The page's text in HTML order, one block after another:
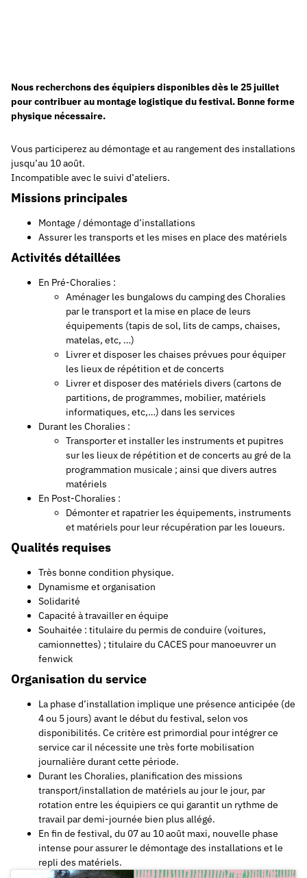
Nous recherchons des équipiers disponibles dès le 25 juillet
pour contribuer au montage logistique du festival. Bonne forme
physique nécessaire.
Vous participerez au démontage et au rangement des installations
jusqu’au 10 août.
Incompatible avec le suivi d’ateliers.
Missions principales
Montage / démontage d’installations
Assurer les transports et les mises en place des matériels
Activités détaillées
En Pré-Choralies :
Aménager les bungalows du camping des Choralies
par le transport et la mise en place de leurs
équipements (tapis de sol, lits de camps, chaises,
matelas, etc, …)
Livrer et disposer les chaises prévues pour équiper
les lieux de répétition et de concerts
Livrer et disposer des matériels divers (cartons de
partitions, de programmes, mobilier, matériels
informatiques, etc,…) dans les services
Durant les Choralies :
Transporter et installer les instruments et pupitres
sur les lieux de répétition et de concerts au gré de la
programmation musicale ; ainsi que divers autres
matériels
En Post-Choralies :
Démonter et rapatrier les équipements, instruments
et matériels pour leur récupération par les loueurs.
Qualités requises
Très bonne condition physique.
Dynamisme et organisation
Solidarité
Capacité à travailler en équipe
Souhaitée : titulaire du permis de conduire (voitures,
camionnettes) ; titulaire du CACES pour manoeuvrer un
fenwick
Organisation du service
La phase d’installation implique une présence anticipée (de
4 ou 5 jours) avant le début du festival, selon vos
disponibilités. Ce critère est primordial pour intégrer ce
service car il nécessite une très forte mobilisation
journalière durant cette période.
Durant les Choralies, planification des missions
transport/installation de matériels au jour le jour, par
rotation entre les équipiers ce qui garantit un rythme de
travail par demi-journée bien plus allégé.
En fin de festival, du 07 au 10 août maxi, nouvelle phase
intense pour assurer le démontage des installations et le
repli des matériels.